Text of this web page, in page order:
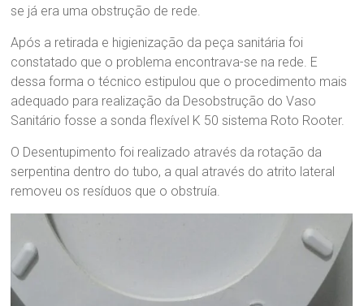
se já era uma obstrução de rede.
Após a retirada e higienização da peça sanitária foi
constatado que o problema encontrava-se na rede. E
dessa forma o técnico estipulou que o procedimento mais
adequado para realização da Desobstrução do Vaso
Sanitário fosse a sonda flexível K 50 sistema Roto Rooter.
O Desentupimento foi realizado através da rotação da
serpentina dentro do tubo, a qual através do atrito lateral
removeu os resíduos que o obstruía.